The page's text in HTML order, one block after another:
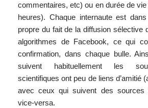
commentaires, etc) ou en durée de
heures). Chaque internaute est
propre du fait de la diffusion sélective
algorithmes de Facebook, ce qui
confirmation, dans chaque bulle.
suivent habituellement les
scientifiques ont peu de liens d’amitié
avec ceux qui suivent des sources
vice-versa.